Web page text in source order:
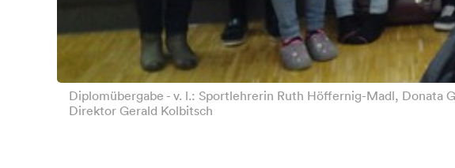
Diplomübergabe - v. l.: Sportlehrerin Ruth Höffernig-Madl, Donata
Direktor Gerald Kolbitsch